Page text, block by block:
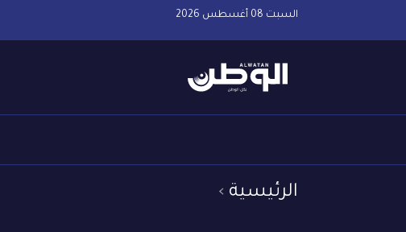
السبت 08 أغسطس 2026
الرئيسية